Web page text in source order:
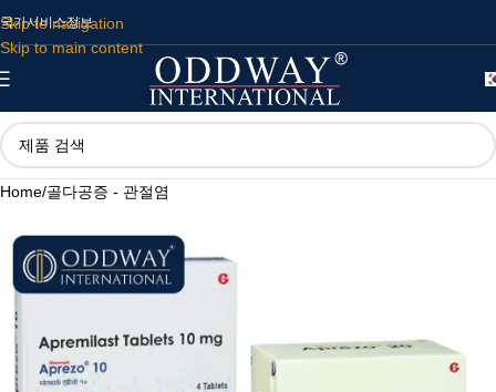
Skip to navigation
Skip to main content
국가서비스정보
Home/골다공증 - 관절염